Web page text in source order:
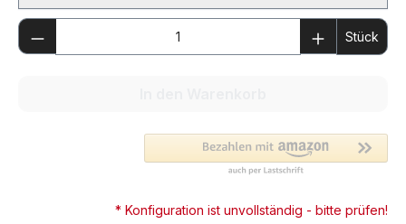
Produkt Anzahl: Gib den gewünschten
Stück
* Konfiguration ist unvollständig - bitte prüfen!